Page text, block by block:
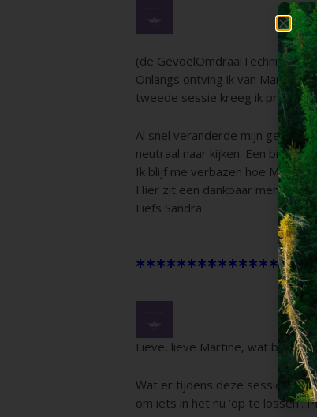
(de GevoelOmdraaiTechniek)
Onlangs ontving ik van Martine
tweede sessie kreeg ik
Al snel veranderde mijn gevoel
neutraal naar kijken. Een bizarre
Ik blijf me verbazen hoe
Hier zit een dankbaar mens.
Liefs Sandra
***************
Lieve, lieve Martine, wat ben ik
Wat er tijdens deze sessie
om iets in het nu ‘op te